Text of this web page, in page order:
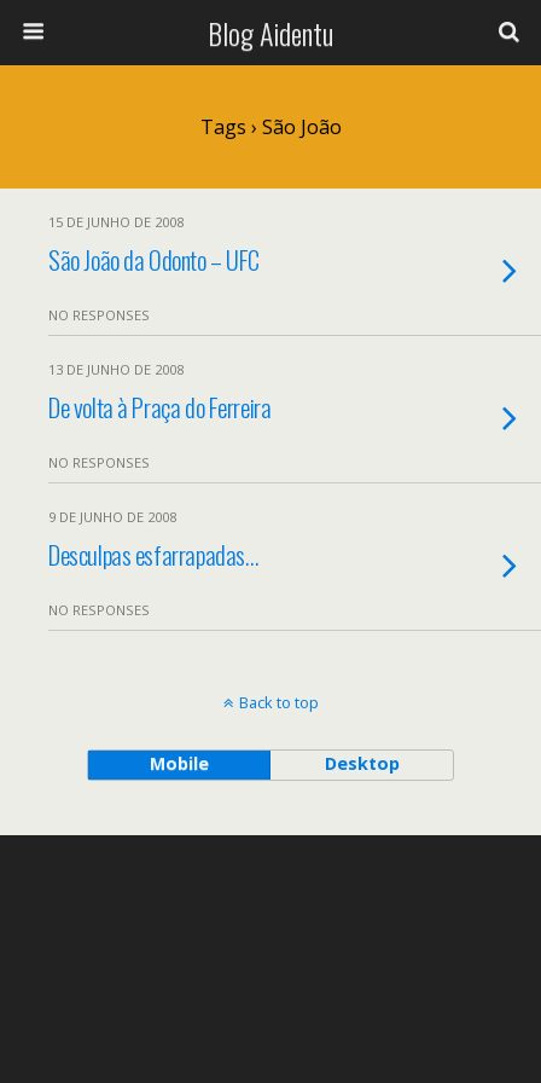
Blog Aidentu
Tags › São João
15 DE JUNHO DE 2008
São João da Odonto – UFC
NO RESPONSES
13 DE JUNHO DE 2008
De volta à Praça do Ferreira
NO RESPONSES
9 DE JUNHO DE 2008
Desculpas esfarrapadas…
NO RESPONSES
Back to top
Mobile Desktop